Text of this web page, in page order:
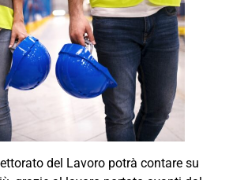
del Lavoro potrà contare su